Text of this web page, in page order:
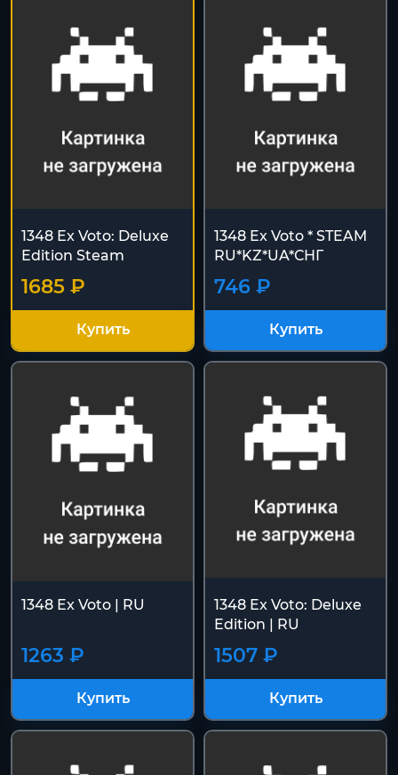
1348 Ex Voto: Deluxe
Edition Steam
1685 ₽
Купить
1348 Ex Voto * STEAM
RU*KZ*UA*СНГ
746 ₽
Купить
1348 Ex Voto | RU
1263 ₽
Купить
1348 Ex Voto: Deluxe
Edition | RU
1507 ₽
Купить